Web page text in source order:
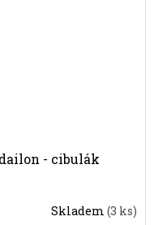
- cibulák
Skladem(3 ks)